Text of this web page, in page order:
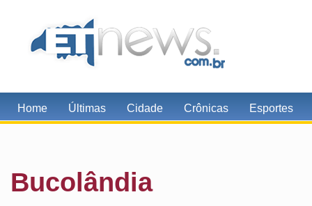
Home Últimas Cidade Crônicas Esportes
Bucolândia